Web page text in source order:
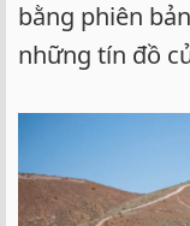
bằng phiên
những tín đồ